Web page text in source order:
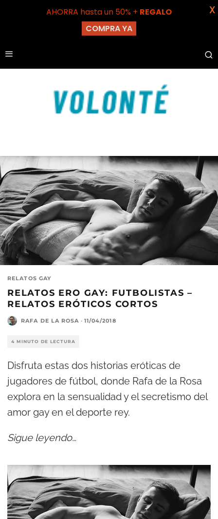
RELATOS GAY
RELATOS ERO GAY: FUTBOLISTAS –
RELATOS ERÓTICOS CORTOS
RAFA DE LA ROSA · 11/04/2018
4 MINUTO DE LECTURA
Disfruta estas dos historias eróticas de
jugadores de fútbol, donde Rafa de la Rosa
explora en la sensualidad y el secretismo del
amor gay en el deporte rey.
Sigue leyendo…
AHORRA hasta un 50% + REGALO
COMPRA YA
X